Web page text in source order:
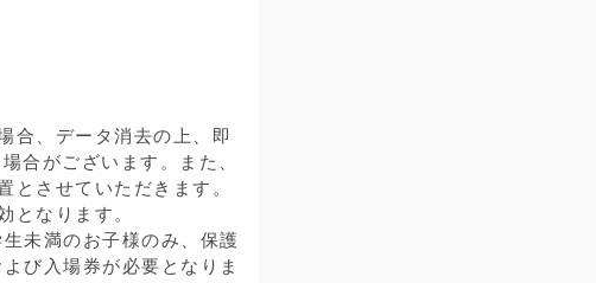
合、データ消去の上、即
合がございます。また、
させていただきます。
となります。
未満のお子様のみ、保護
び入場券が必要となりま